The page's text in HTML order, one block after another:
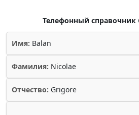
Телефонный справочник
Имя: Balan
Фамилия: Nicolae
Отчество: Grigore